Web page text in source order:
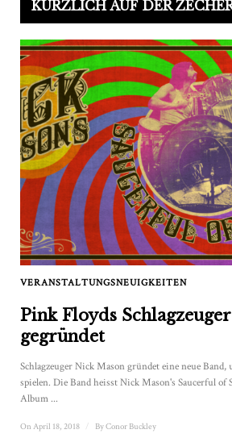
KÜRZLICH AUF DER
VERANSTALTUNGSNEUIGKEITEN
Pink Floyds
gegründet
Schlagzeuger Nick Mason gründet eine neue
spielen. Die Band heisst Nick Mason's Saucerful of
Album ...
On April 18, 2018 ByConor Buckley